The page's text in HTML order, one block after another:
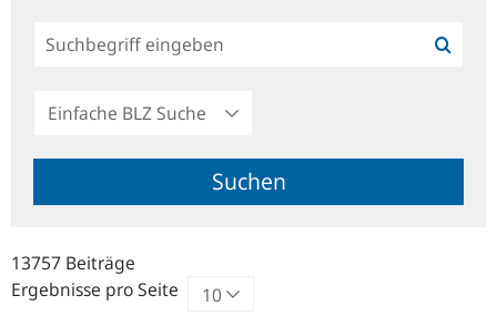
Einfache
Suche
Suchen
13757 Beiträge
Ergebnisse pro Seite